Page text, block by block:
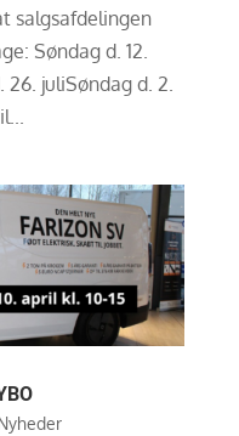
salgsafdelingen
Søndag d. 12.
26. juliSøndag d. 2.